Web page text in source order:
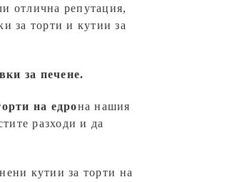
отлична репутация,
за торти и кутии за
за печене.
на едрона нашия
разходи и да
кутии за торти на